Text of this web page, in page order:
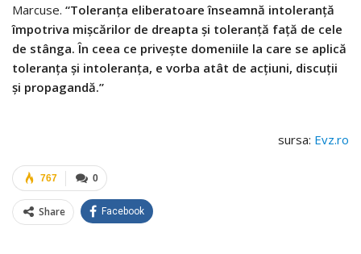
Marcuse. “Toleranța eliberatoare înseamnă intoleranță
împotriva mișcărilor de dreapta și toleranță față de cele
de stânga. În ceea ce privește domeniile la care se aplică
toleranța și intoleranța, e vorba atât de acțiuni, discuții
și propagandă.”
sursa: Evz.ro
0
767
Share Facebook